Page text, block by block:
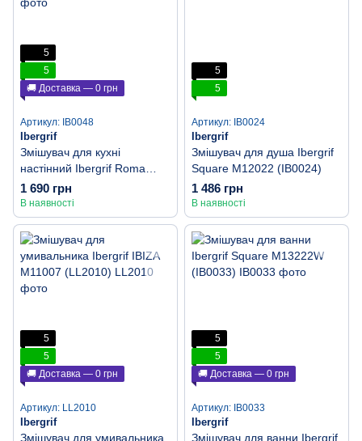
5
5
🚚 Доставка — 0 грн
Артикул: IB0048
Ibergrif
Змішувач для кухні
настінний Ibergrif Roma
M16250 (IB0048)
1 690 грн
В наявності
5
5
Артикул: IB0024
Ibergrif
Змішувач для душа Ibergrif
Square M12022 (IB0024)
1 486 грн
В наявності
5
5
🚚 Доставка — 0 грн
Артикул: LL2010
Ibergrif
Змішувач для умивальника
5
5
🚚 Доставка — 0 грн
Артикул: IB0033
Ibergrif
Змішувач для ванни Ibergrif